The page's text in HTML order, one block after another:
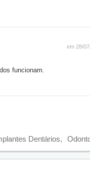
em 28/
funcionam.
Dentários